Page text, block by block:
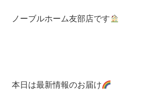
ノーブルホーム友部店です
本日は最新情報のお届け